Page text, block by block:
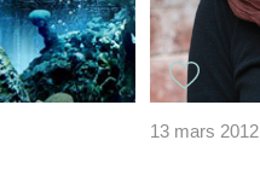
13 mars 2012